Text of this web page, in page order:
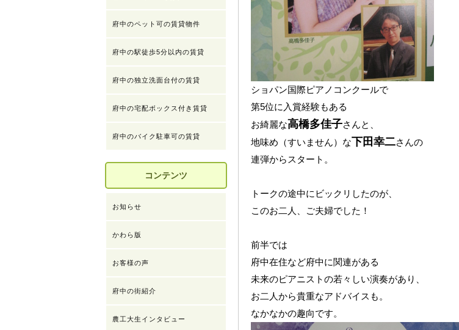
ショパン国際ピアノコンクールで
第5位に入賞経験もある
お綺麗な高橋多佳子さんと、
地味め（すいません）な下田幸二さんの
連弾からスタート。
トークの途中にビックリしたのが、
このお二人、ご夫婦でした！
前半では
府中在住など府中に関連がある
未来のピアニストの若々しい演奏があり、
お二人から貴重なアドバイスも。
なかなかの趣向です。
府中のペット可の賃貸物件
府中の駅徒歩5分以内の賃貸
府中の独立洗面台付の賃貸
府中の宅配ボックス付き賃貸
府中のバイク駐車可の賃貸
コンテンツ
お知らせ
かわら版
お客様の声
府中の街紹介
農工大生インタビュー